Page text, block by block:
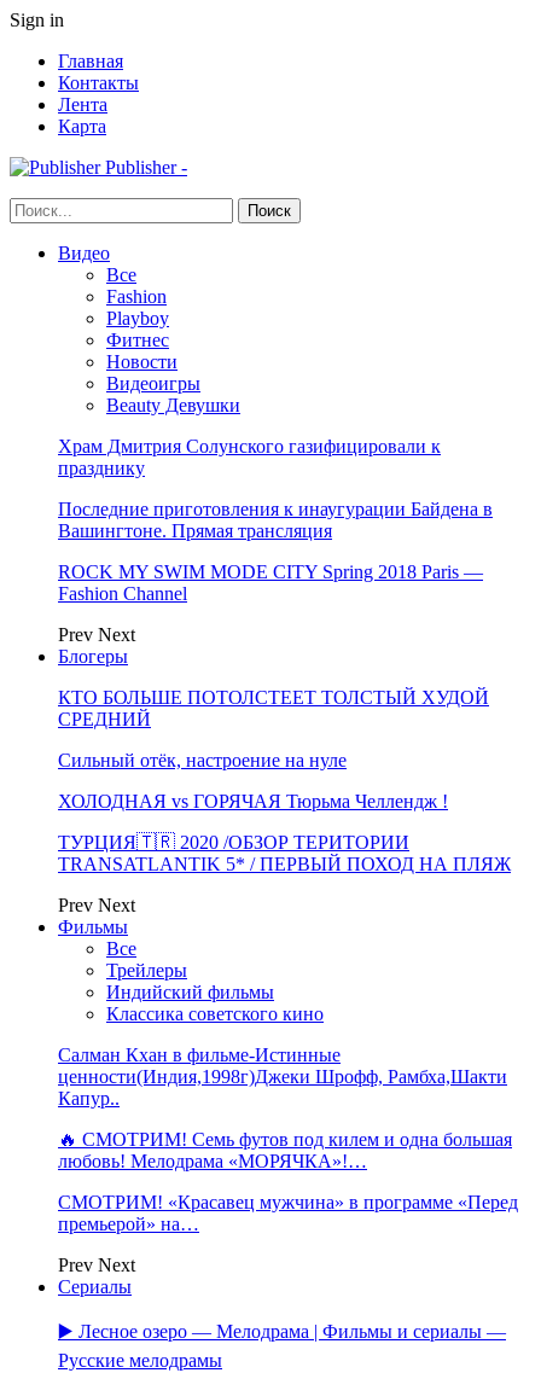
Sign in
Главная
Контакты
Лента
Карта
Publisher -
Видео
Все
Fashion
Playboy
Фитнес
Новости
Видеоигры
Beauty Девушки
Храм Дмитрия Солунского газифицировали к
празднику
Последние приготовления к инаугурации Байдена в
Вашингтоне. Прямая трансляция
ROCK MY SWIM MODE CITY Spring 2018 Paris —
Fashion Channel
Prev Next
Блогеры
КТО БОЛЬШЕ ПОТОЛСТЕЕТ ТОЛСТЫЙ ХУДОЙ
СРЕДНИЙ
Сильный отёк, настроение на нуле
ХОЛОДНАЯ vs ГОРЯЧАЯ Тюрьма Челлендж !
ТУРЦИЯ🇹🇷 2020 /ОБЗОР ТЕРИТОРИИ
TRANSATLANTIK 5* / ПЕРВЫЙ ПОХОД НА ПЛЯЖ
Prev Next
Фильмы
Все
Трейлеры
Индийский фильмы
Классика советского кино
Салман Кхан в фильме-Истинные
ценности(Индия,1998г)Джеки Шрофф, Рамбха,Шакти
Капур..
🔥 СМОТРИМ! Семь футов под килем и одна большая
любовь! Мелодрама «МОРЯЧКА»!…
СМОТРИМ! «Красавец мужчина» в программе «Перед
премьерой» на…
Prev Next
Сериалы
▶️ Лесное озеро — Мелодрама | Фильмы и сериалы —
Русские мелодрамы